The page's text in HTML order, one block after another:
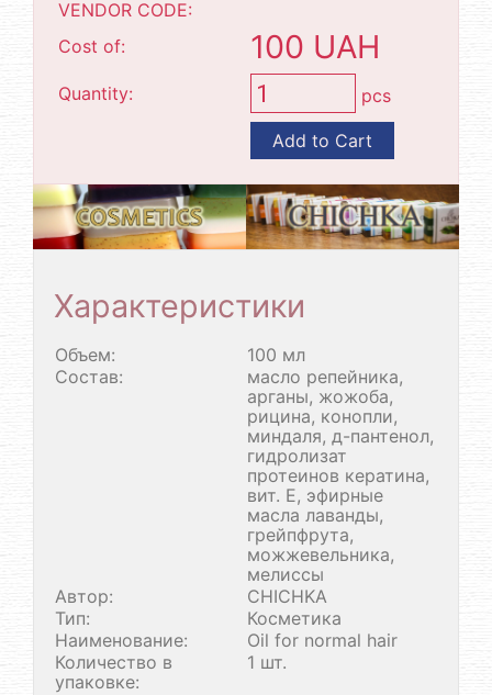
VENDOR CODE:
Cost of:
100 UAH
Quantity: pcs
Add to Cart
Характеристики
Объем:
100 мл
Состав:
масло репейника,
арганы, жожоба,
рицина, конопли,
миндаля, д-пантенол,
гидролизат
протеинов кератина,
вит. Е, эфирные
масла лаванды,
грейпфрута,
можжевельника,
мелиссы
Автор:
CHICHKA
Тип:
Косметика
Наименование:
Oil for normal hair
Количество в
упаковке:
1 шт.